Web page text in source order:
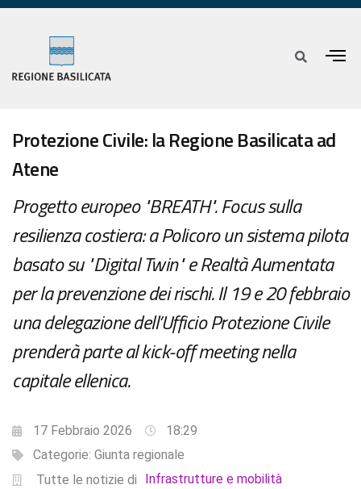
Protezione Civile: la Regione Basilicata ad
Atene
Progetto europeo "BREATH". Focus sulla
resilienza costiera: a Policoro un sistema pilota
basato su "Digital Twin" e Realtà Aumentata
per la prevenzione dei rischi. Il 19 e 20 febbraio
una delegazione dell’Ufficio Protezione Civile
prenderà parte al kick-off meeting nella
capitale ellenica.
17 Febbraio 2026
18:29
Categorie: Giunta regionale
Tutte le notizie di
Infrastrutture e mobilità